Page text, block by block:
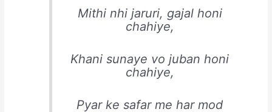
Mithi nhi jaruri, gajal honi
chahiye,
Khani sunaye vo juban honi
chahiye,
Pyar ke safar me har mod